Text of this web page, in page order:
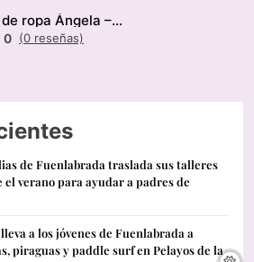
Arreglos de ropa Ángela – Modista
0 (0 reseñas)
de Fuenlabrada traslada sus talleres
verano para ayudar a padres de
a los jóvenes de Fuenlabrada a
piraguas y paddle surf en Pelayos de la